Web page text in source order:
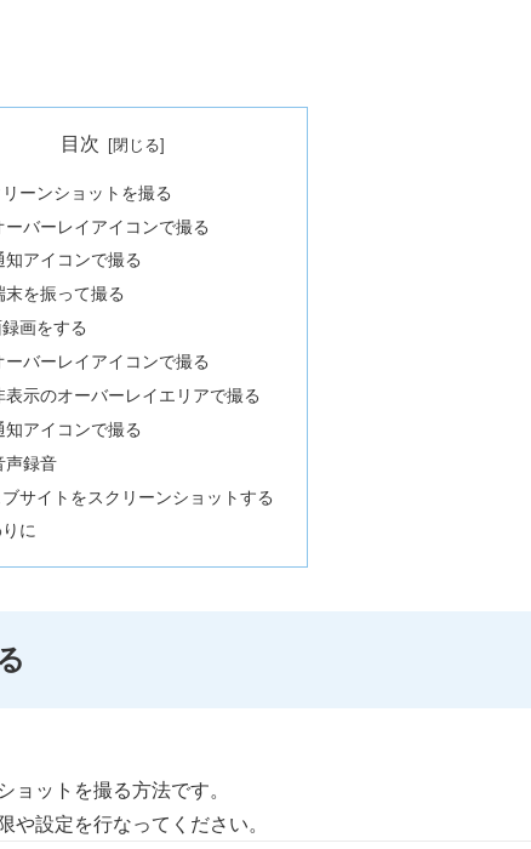
目次
リーンショットを撮る
ーバーレイアイコンで撮る
知アイコンで撮る
末を振って撮る
画をする
ーバーレイアイコンで撮る
表示のオーバーレイエリアで撮る
知アイコンで撮る
声録音
サイトをスクリーンショットする
に
ョットを撮る方法です。
や設定を行なってください。